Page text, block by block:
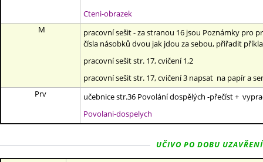
Cteni-obrazek
M
pracovní sešit - za stranou 16 jsou Poznámky pro
čísla násobků dvou jak jdou za sebou, přiřadit
pracovní sešit str. 17, cvičení 1,2
pracovní sešit str. 17, cvičení 3 napsat na papír a
Prv
učebnice str.36 Povolání dospělých -přečíst +
Povolani-dospelych
UČIVO PO DOBU